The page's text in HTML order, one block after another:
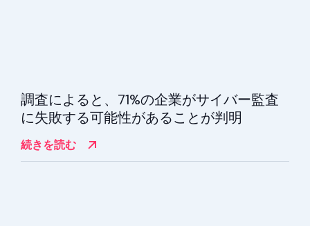
調査によると、71%の企業がサイバー監査
に失敗する可能性があることが判明
続きを読む